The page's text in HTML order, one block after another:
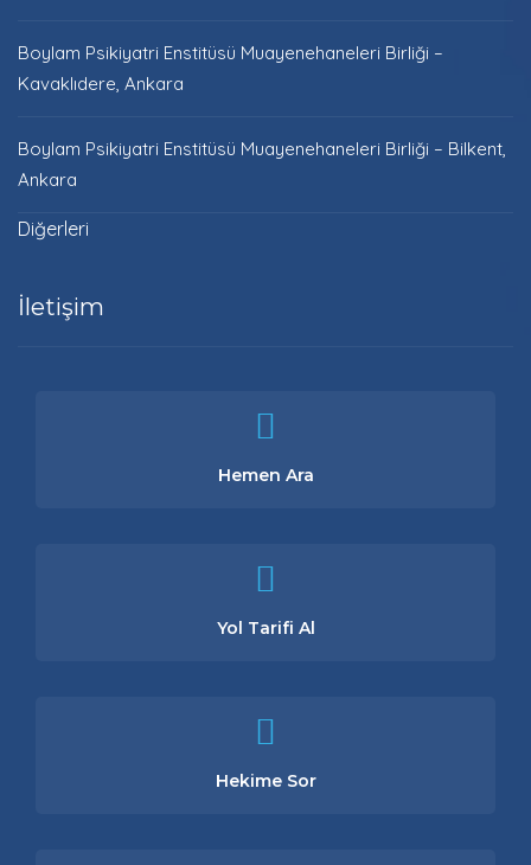
Boylam Psikiyatri Enstitüsü Muayenehaneleri Birliği –
Kavaklıdere, Ankara
Boylam Psikiyatri Enstitüsü Muayenehaneleri Birliği – Bilkent,
Ankara
Diğerleri
İletişim
Hemen Ara
Yol Tarifi Al
Hekime Sor